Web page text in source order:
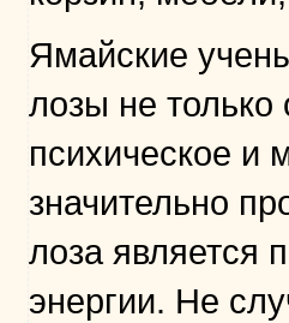
Ямайские
лозы не только
психическое и
значительно
лоза является
энергии. Не